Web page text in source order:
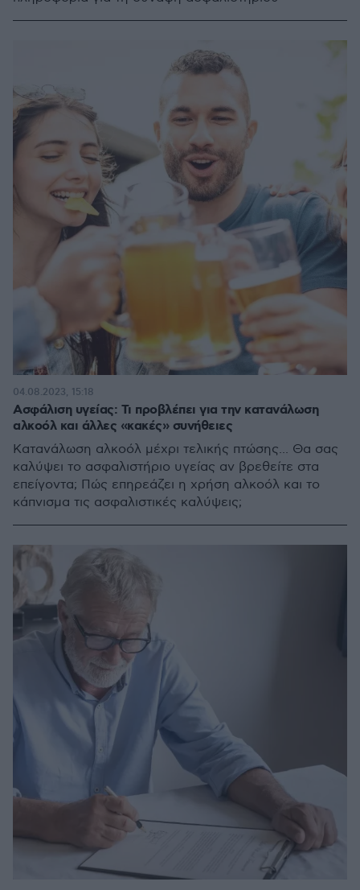
Ασφάλιση υγείας: Τι προβλέπει για την κατανάλωση
αλκοόλ και άλλες «κακές» συνήθειες
Κατανάλωση αλκοόλ μέχρι τελικής πτώσης... Θα σας
καλύψει το ασφαλιστήριο υγείας αν βρεθείτε στα
επείγοντα; Πώς επηρεάζει η χρήση αλκοόλ και το
κάπνισμα τις ασφαλιστικές καλύψεις;
04.08.2023, 15:18